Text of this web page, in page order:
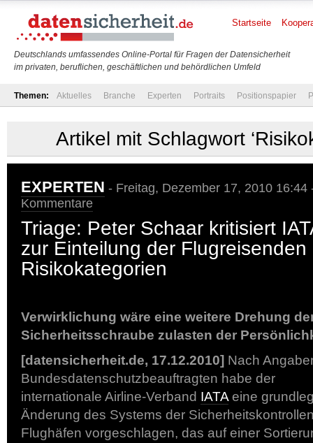
Deutschlands umfassendes Online-Portal für Fragen der Datensicherheit
im privaten, beruflichen, geschäftlichen und behördlichen Umfeld
Startseite
Themen: Aktuelles Branche Experten Portraits Positionspapier
Artikel mit Schlagwort
EXPERTEN - Freitag, Dezember 17, 2010
Kommentare
Triage: Peter Schaar kritisiert
zur Einteilung der Flugreisenden
Risikokategorien
Verwirklichung wäre eine weitere Drehung
Sicherheitsschraube zulasten der
[datensicherheit.de, 17.12.2010] Nach
Bundesdatenschutzbeauftragten habe der
internationale Airline-Verband IATA eine
Änderung des Systems der
Flughäfen vorgeschlagen, das auf einer